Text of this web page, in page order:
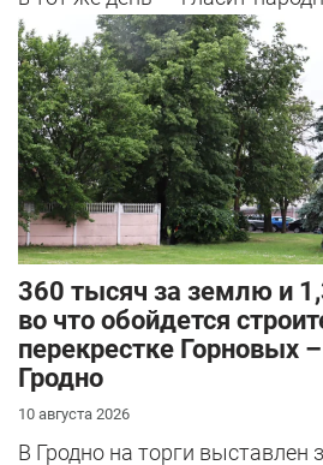
этого не сделать, то потом ...
360 тысяч за землю и
во что обойдется
перекрестке Горновых
Гродно
10 августа 2026
В Гродно на торги выставлен